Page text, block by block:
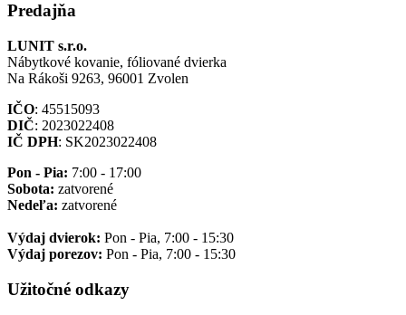
Predajňa
LUNIT s.r.o.
Nábytkové kovanie, fóliované dvierka
Na Rákoši 9263, 96001 Zvolen
IČO: 45515093
DIČ: 2023022408
IČ DPH: SK2023022408
Pon - Pia: 7:00 - 17:00
Sobota: zatvorené
Nedeľa: zatvorené
Výdaj dvierok: Pon - Pia, 7:00 - 15:30
Výdaj porezov: Pon - Pia, 7:00 - 15:30
Užitočné odkazy